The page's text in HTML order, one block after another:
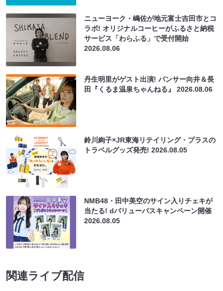
ニューヨーク・嶋佐が地元富士吉田市とコ
ラボ! オリジナルコーヒーがふるさと納税
サービス「わらふる」で受付開始
2026.08.06
丹生明里がゲスト出演! パンサー向井＆長
田『くるま温泉ちゃんねる』2026.08.06
鈴川絢子×JR東海リテイリング・プラスの
トラベルグッズ発売!2026.08.05
NMB48・田中美空のサイン入りチェキが
当たる! dバリューパスキャンペーン開催
2026.08.05
関連ライブ配信